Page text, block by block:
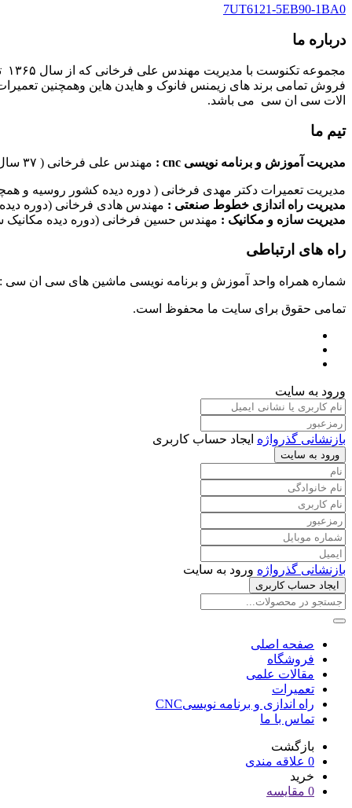
7UT6121-5EB90-1BA0
درباره ما
فروش تمامی برند های زیمنس فانوک و هایدن هاین وهمچنین
الات سی ان سی می باشد.
تیم ما
مدیریت آموزش و برنامه نویسی cnc : مهندس علی فرخانی ( ۳۷ سال سابقه کاری در امر برنامه نویسی ماشین های سی ان سی)
مدیریت تعمیرات دکتر مهدی فرخانی ( دوره دیده کشور روسیه و
مدیریت راه اندازی خطوط صنعتی : مهندس هادی فرخانی (دوره
مدیریت سازه و مکانیک : مهندس حسین فرخانی (دوره دیده مکانیک
راه های ارتباطی
شماره همراه واحد آموزش و برنامه نویسی ماشین های سی ان سی : ۰۹۱۲۴۰۹۶۱۷۹ شماره همراه واحد راه اندازی خطوط ماشین آلات صنعتی : ۰۹۱۰۱۹۹۷۴۷۰ شماره همراه واحد تعمیرات : ۰۹۳۸۳۵۲۷۴۵۱
تمامی حقوق برای سایت ما محفوظ است.
ورود به سایت
بازنشانی گذرواژه ایجاد حساب کاربری
ورود به سایت
بازنشانی گذرواژه ورود به سایت
ایجاد حساب کاربری
صفحه اصلی
فروشگاه
مقالات علمی
تعمیرات
راه اندازی و برنامه نویسیCNC
تماس با ما
بازگشت
0 علاقه مندی
خرید
0 مقایسه